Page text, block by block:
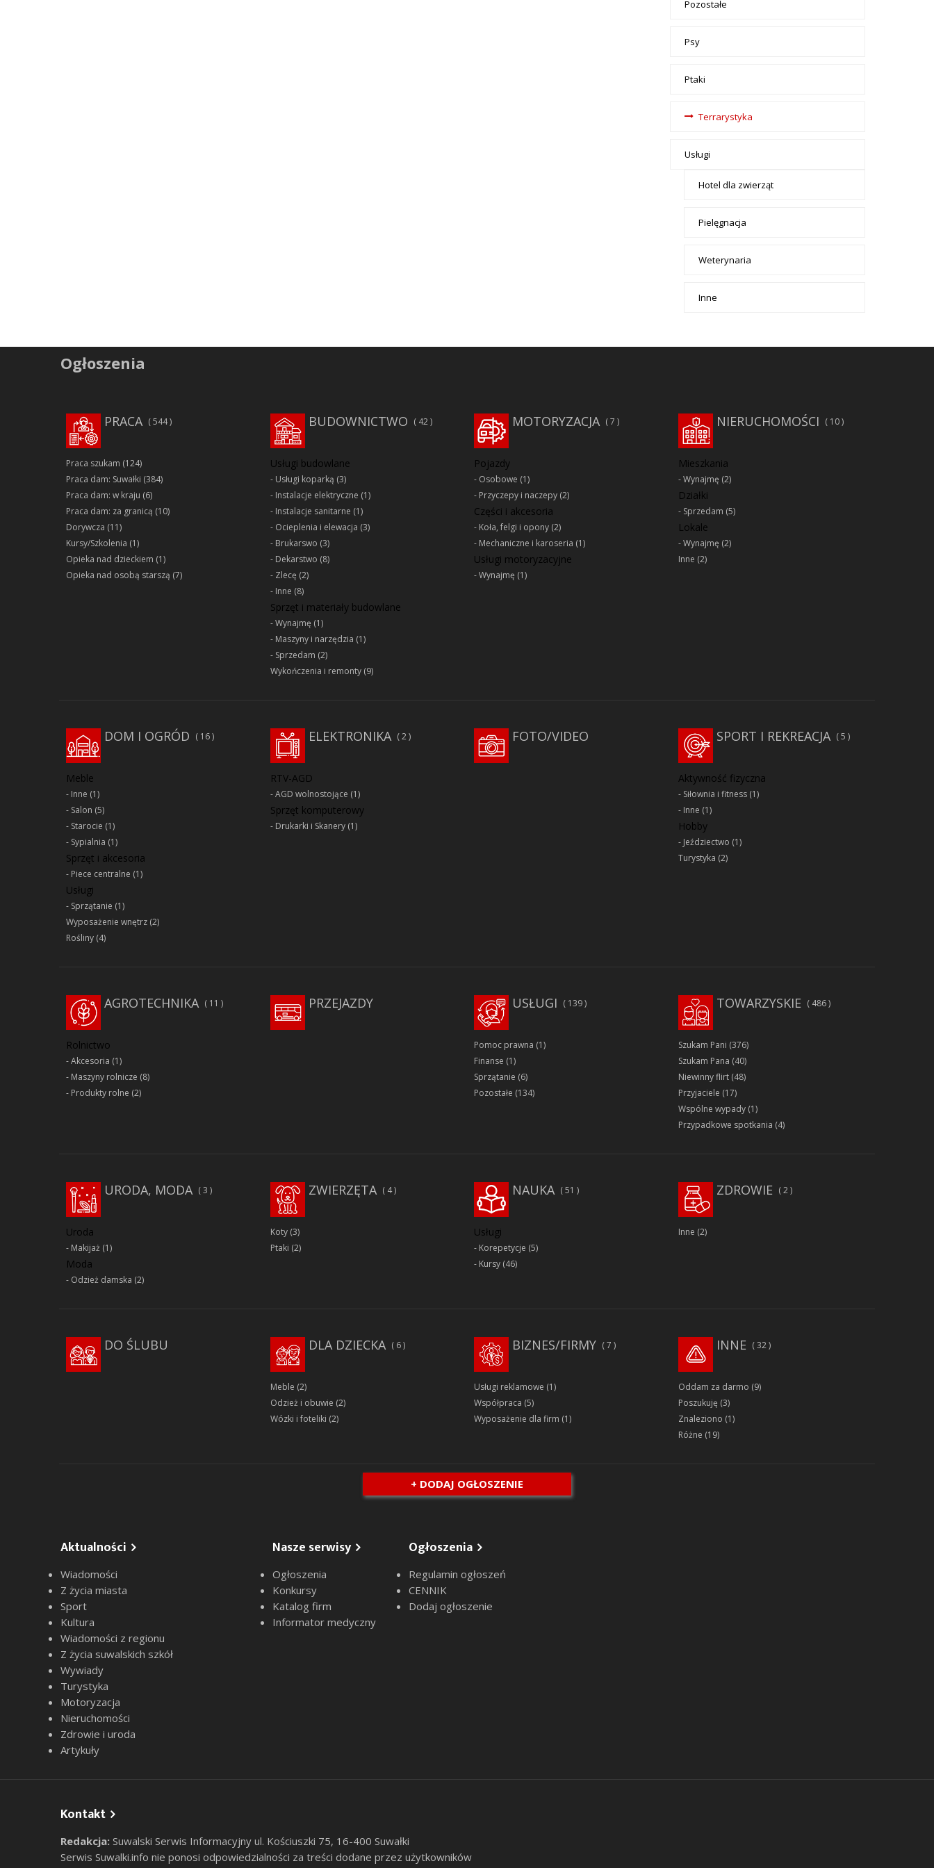
Pozostałe
Psy
Ptaki
Terrarystyka
Usługi
Hotel dla zwierząt
Pielęgnacja
Weterynaria
Inne
Ogłoszenia
PRACA 544
Praca szukam (124)
Praca dam: Suwałki (384)
Praca dam: w kraju (6)
Praca dam: za granicą (10)
Dorywcza (11)
Kursy/Szkolenia (1)
Opieka nad dzieckiem (1)
Opieka nad osobą starszą (7)
BUDOWNICTWO 42
Usługi budowlane
Usługi koparką (3)
Instalacje elektryczne (1)
Instalacje sanitarne (1)
Ocieplenia i elewacja (3)
Brukarswo (3)
Dekarstwo (8)
Zlecę (2)
Inne (8)
Sprzęt i materiały budowlane
Wynajmę (1)
Maszyny i narzędzia (1)
Sprzedam (2)
Wykończenia i remonty(9)
MOTORYZACJA 7
Pojazdy
Osobowe (1)
Przyczepy i naczepy (2)
Części i akcesoria
Koła, felgi i opony (2)
Mechaniczne i karoseria (1)
Usługi motoryzacyjne
Wynajmę (1)
NIERUCHOMOŚCI 10
Mieszkania
Wynajmę (2)
Działki
Sprzedam (5)
Lokale
Wynajmę (2)
Inne (2)
DOM I OGRÓD 16
Meble
Inne (1)
Salon (5)
Starocie (1)
Sypialnia (1)
Sprzęt i akcesoria
Piece centralne (1)
Usługi
Sprzątanie (1)
Wyposażenie wnętrz (2)
Rośliny (4)
2
ELEKTRONIKA
RTV-AGD
AGD wolnostojące (1)
Sprzęt komputerowy
Drukarki i Skanery(1)
FOTO/VIDEO SPORT I REKREACJA 5
Aktywność fizyczna
Siłownia i fitness(1)
Inne (1)
Hobby
Jeździectwo (1)
Turystyka (2)
AGROTECHNIKA 11
Rolnictwo
Akcesoria (1)
Maszyny rolnicze (8)
Produkty rolne (2)
PRZEJAZDY 139
USŁUGI
Pomoc prawna (1)
Finanse (1)
Sprzątanie (6)
Pozostałe (134)
TOWARZYSKIE 486
Szukam Pani (376)
Szukam Pana (40)
Niewinny flirt(48)
Przyjaciele (17)
Wspólne wypady(1)
Przypadkowe spotkania (4)
URODA, MODA 3
Uroda
Makijaż (1)
Moda
Odzież damska (2)
ZWIERZĘTA 4
Koty(3)
Ptaki (2)
51
NAUKA
Usługi
Korepetycje (5)
Kursy (46)
ZDROWIE 2
Inne (2)
DO ŚLUBU 6
DLA DZIECKA
Meble (2)
Odzież i obuwie (2)
Wózki i foteliki (2)
7
BIZNES/FIRMY
Usługi reklamowe (1)
Współpraca (5)
Wyposażenie dla firm (1)
32
INNE
Oddam za darmo (9)
Poszukuję (3)
Znaleziono (1)
Różne (19)
+ DODAJ OGŁOSZENIE
Aktualności
Wiadomości
Z życia miasta
Sport
Kultura
Wiadomości z regionu
Z życia suwalskich szkół
Wywiady
Turystyka
Motoryzacja
Nieruchomości
Zdrowie i uroda
Artykuły
Nasze serwisy
Ogłoszenia
Konkursy
Katalog firm
Informator medyczny
Ogłoszenia
Regulamin ogłoszeń
CENNIK
Dodaj ogłoszenie
Kontakt
Redakcja: Suwalski Serwis Informacyjny ul. Kościuszki 75, 16-400 Suwałki
Serwis Suwalki.info nie ponosi odpowiedzialności za treści dodane przez użytkowników